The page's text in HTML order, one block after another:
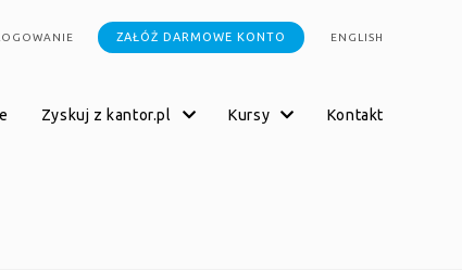
ZAŁÓŻ DARMOWE KONTO ENGLISH
zyskuj z kantor.pl kursy kontakt